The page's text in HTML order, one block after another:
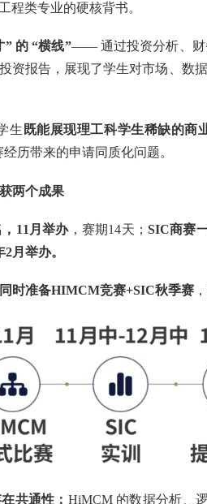
程类专业的硬核背书。
的 “横线”—— 通过投资分析、财
资报告，展现了学生对市场、数
生既能展现理工科学生稀缺的商
经历带来的申请同质化问题。
两个成果
11月举办，赛期14天； SIC商赛
月举办。
时准备HIMCM竞赛+SIC秋季赛
共通性： HiMCM 的数据分析、